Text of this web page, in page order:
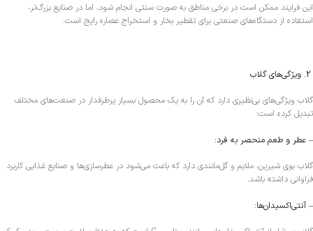
این فرایند ممکن است در برخی مناطق به صورت سنتی انجام شود، اما در صنایع بزرگ‌تر،
استفاده از دستگاه‌های صنعتی برای تقطیر بخار و استخراج عصاره رایج است.
گلاب ویژگی‌های بی‌نظیری دارد که آن را به یک محصول بسیار پرطرفدار در صنعت‌های مختلف
تبدیل کرده است:
– عطر و طعم منحصر به فرد:
گلاب بوی شیرین، ملایم و گل‌مانندی دارد که باعث می‌شود در عطرسازی‌ها و صنایع غذایی کاربرد
فراوانی داشته باشد.
– آنتی‌اکسیدان‌ها: